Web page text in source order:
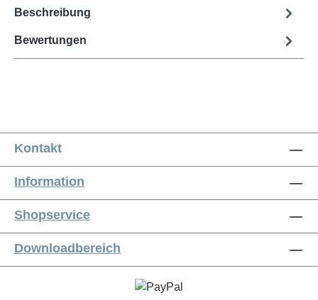
Beschreibung
Bewertungen
Kontakt
Information
Shopservice
Downloadbereich